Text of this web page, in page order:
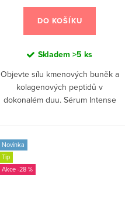
cena:
DO KOŠÍKU
Skladem >5 ks
Objevte sílu kmenových buněk a
kolagenových peptidů v
dokonalém duu. Sérum Intense
Peptides Cream ji intenzivně...
Novinka
Tip
-28 %